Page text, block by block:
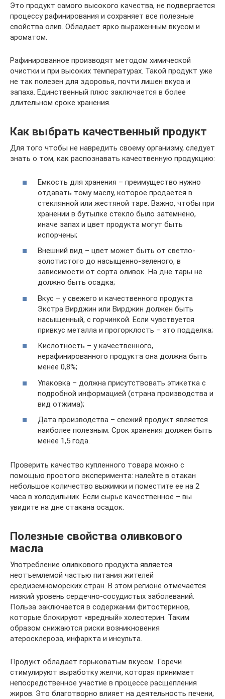
Это продукт самого высокого качества, не подвергается
процессу рафинирования и сохраняет все полезные
свойства олив. Обладает ярко выраженным вкусом и
ароматом.
Рафинированное производят методом химической
очистки и при высоких температурах. Такой продукт уже
не так полезен для здоровья, почти лишен вкуса и
запаха. Единственный плюс заключается в более
длительном сроке хранения.
Как выбрать качественный продукт
Для того чтобы не навредить своему организму, следует
знать о том, как распознавать качественную продукцию:
Емкость для хранения – преимущество нужно
отдавать тому маслу, которое продается в
стеклянной или жестяной таре. Важно, чтобы при
хранении в бутылке стекло было затемнено,
иначе запах и цвет продукта могут быть
испорчены;
Внешний вид – цвет может быть от светло-
золотистого до насыщенно-зеленого, в
зависимости от сорта оливок. На дне тары не
должно быть осадка;
Вкус – у свежего и качественного продукта
Экстра Вирджин или Вирджин должен быть
насыщенный, с горчинкой. Если чувствуется
привкус металла и прогорклость – это подделка;
Кислотность – у качественного,
нерафинированного продукта она должна быть
менее 0,8%;
Упаковка – должна присутствовать этикетка с
подробной информацией (страна производства и
вид отжима);
Дата производства – свежий продукт является
наиболее полезным. Срок хранения должен быть
менее 1,5 года.
Проверить качество купленного товара можно с
помощью простого эксперимента: налейте в стакан
небольшое количество выжимки и поместите ее на 2
часа в холодильник. Если сырье качественное – вы
увидите на дне стакана осадок.
Полезные свойства оливкового
масла
Употребление оливкового продукта является
неотъемлемой частью питания жителей
средиземноморских стран. В этом регионе отмечается
низкий уровень сердечно-сосудистых заболеваний.
Польза заключается в содержании фитостеринов,
которые блокируют «вредный» холестерин. Таким
образом снижаются риски возникновения
атеросклероза, инфаркта и инсульта.
Продукт обладает горьковатым вкусом. Горечи
стимулируют выработку желчи, которая принимает
непосредственное участие в процессе расщепления
жиров. Это благотворно влияет на деятельность печени,